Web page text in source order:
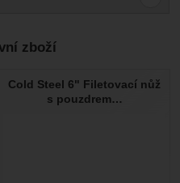
recenze.
zboží
Cold Steel 6" Filetovací nůž
s pouzdrem…